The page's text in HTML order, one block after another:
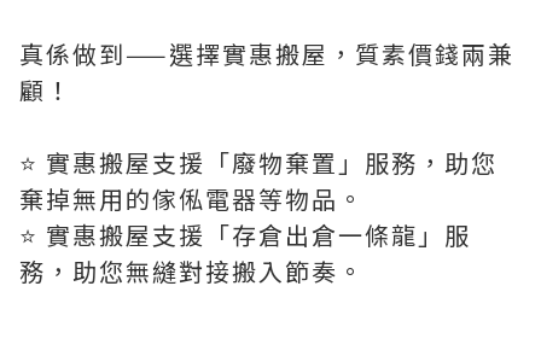
真係做到——選擇實惠搬屋，質素價錢兩兼
顧！
⭐️ 實惠搬屋支援「廢物棄置」服務，助您
棄掉無用的傢俬電器等物品。
⭐️ 實惠搬屋支援「存倉出倉一條龍」服
務，助您無縫對接搬入節奏。